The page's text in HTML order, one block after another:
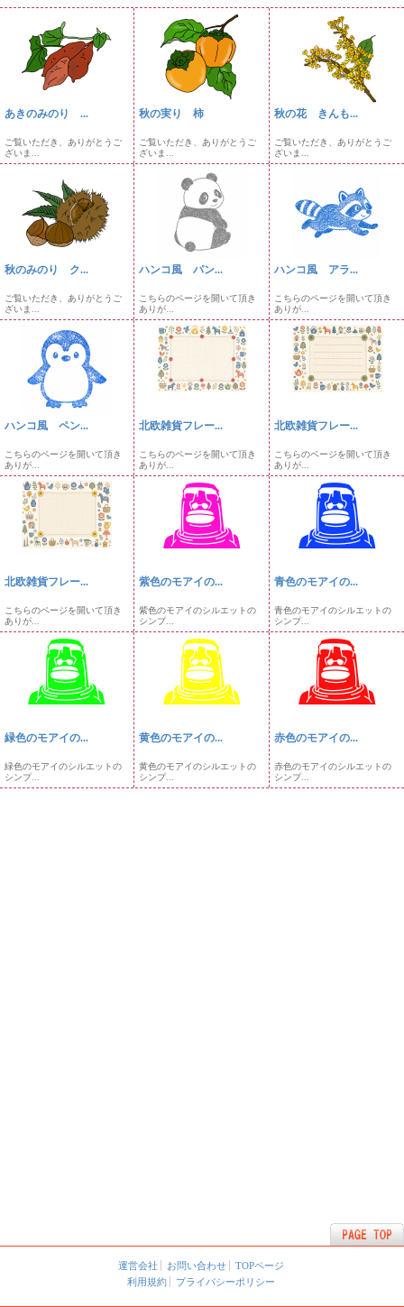
あきのみのり ...
ご覧いただき、ありがとうご
ざいま...
秋の実り 柿
ご覧いただき、ありがとうご
ざいま...
秋の花 きんも...
ご覧いただき、ありがとうご
ざいま...
秋のみのり ク...
ご覧いただき、ありがとうご
ざいま...
ハンコ風 パン...
こちらのページを開いて頂き
ありが...
ハンコ風 アラ...
こちらのページを開いて頂き
ありが...
ハンコ風 ペン...
こちらのページを開いて頂き
ありが...
北欧雑貨フレー...
こちらのページを開いて頂き
ありが...
北欧雑貨フレー...
こちらのページを開いて頂き
ありが...
北欧雑貨フレー...
こちらのページを開いて頂き
ありが...
紫色のモアイの...
紫色のモアイのシルエットの
シンプ...
青色のモアイの...
青色のモアイのシルエットの
シンプ...
緑色のモアイの...
緑色のモアイのシルエットの
シンプ...
黄色のモアイの...
黄色のモアイのシルエットの
シンプ...
赤色のモアイの...
赤色のモアイのシルエットの
シンプ...
運営会社 お問い合わせ
TOPページ
利用規約
プライバシーポリシー